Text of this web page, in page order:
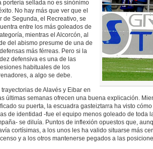
portería sellada no es sinónimo
No hay más que ver que el
de Segunda, el Recreativo, se
entre los más goleados de
mientras el Alcorcón, al
del abismo presume de una de
más férreas. Pero si la
defensiva es una de las
habituales de los
a algo se debe.
trayectorias de Alavés y Eibar en
últimas semanas ofrecen una buena explicación.
su puerta, la escuadra gasteiztarra ha visto
de identidad -fue el equipo menos goleado de toda
se diluía. Puntos de inflexión opuestos que,
cortísimas, a los unos les ha valido situarse más
y a los otros mantenerse pegados a las